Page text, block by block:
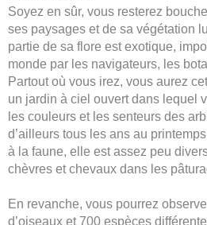
Soyez en sûr, vous resterez
ses paysages et de sa végétation
partie de sa flore est exotique,
monde par les navigateurs, les
Partout où vous irez, vous aurez
un jardin à ciel ouvert dans lequel
les couleurs et les senteurs des
d’ailleurs tous les ans au
à la faune, elle est assez peu
chèvres et chevaux dans les
En revanche, vous pourrez
d’oiseaux et 700 espèces